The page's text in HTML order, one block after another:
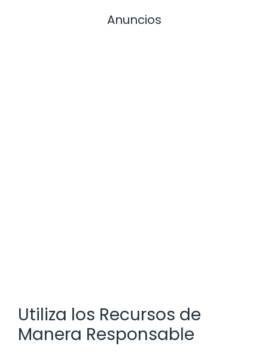
Anuncios
Utiliza los Recursos de
Manera Responsable